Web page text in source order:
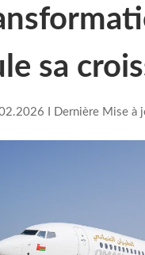
sa
I Dernière Mise à